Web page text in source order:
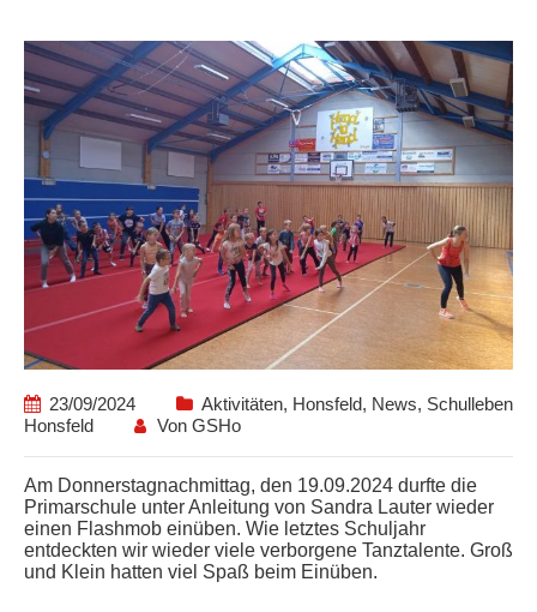
23/09/2024 Aktivitäten, Honsfeld, News, Schulleben
Honsfeld
Von GSHo
Am Donnerstagnachmittag, den 19.09.2024 durfte die
Primarschule unter Anleitung von Sandra Lauter wieder
einen Flashmob einüben. Wie letztes Schuljahr
entdeckten wir wieder viele verborgene Tanztalente. Groß
und Klein hatten viel Spaß beim Einüben.